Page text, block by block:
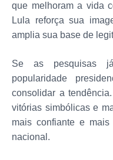
que melhoram a vida
Lula reforça sua
amplia sua base de
Se as pesquisas
popularidade
consolidar a
vitórias simbólicas e
mais confiante e
nacional.